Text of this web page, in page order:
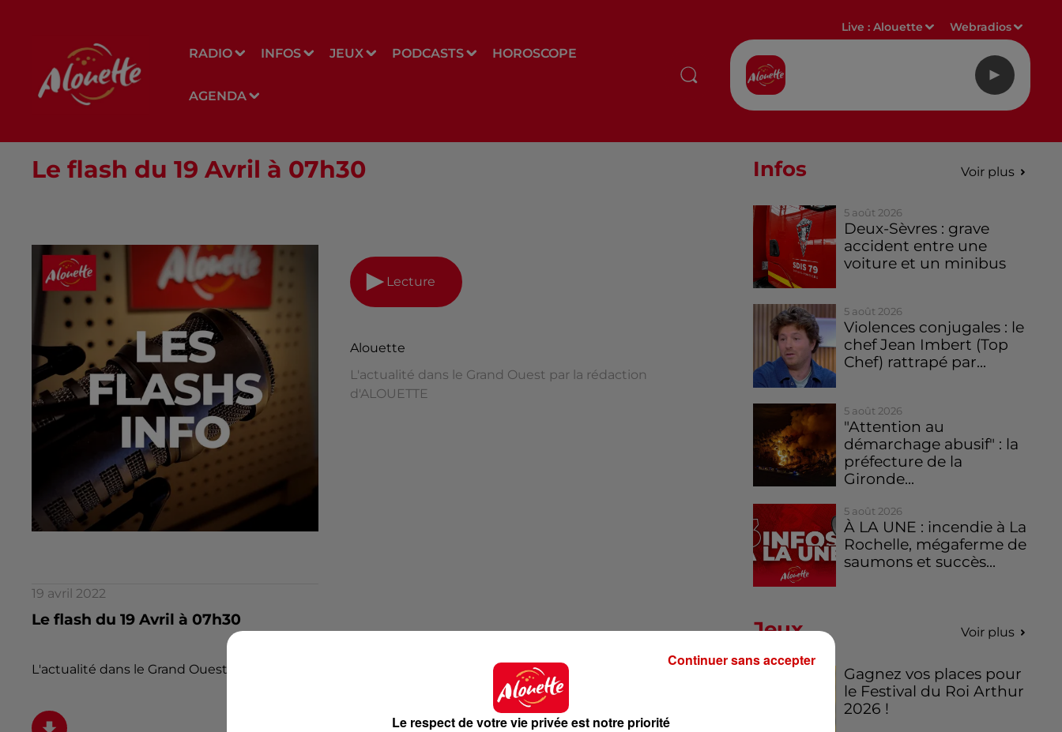
RADIO INFOS JEUX PODCASTS HOROSCOPE
AGENDA
Live :Alouette Webradios
Le flash du 19 Avril à 07h30
Lecture
Alouette
L'actualité dans le Grand Ouest par la rédaction
d'ALOUETTE
19 avril 2022
Le flash du 19 Avril à 07h30
L'actualité dans le Grand Ouest par la rédaction d'ALOUETTE
Infos Voir plus
5 août 2026
Deux-Sèvres : grave
accident entre une
voiture et un minibus
5 août 2026
Violences conjugales : le
chef Jean Imbert (Top
Chef) rattrapé par...
5 août 2026
"Attention au
démarchage abusif" : la
préfecture de la
Gironde...
5 août 2026
À LA UNE : incendie à La
Rochelle, mégaferme de
saumons et succès...
Jeux Voir plus
Gagnez vos places pour
le Festival du Roi Arthur
2026 !
Le respect de votre vie privée est notre priorité
Continuer sans accepter